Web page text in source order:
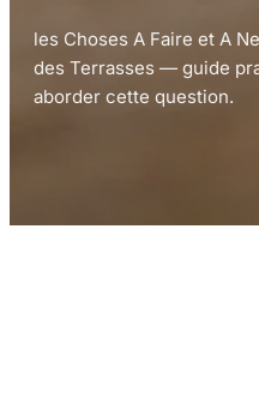
les Choses A Faire et A
des Terrasses — guide
aborder cette question.